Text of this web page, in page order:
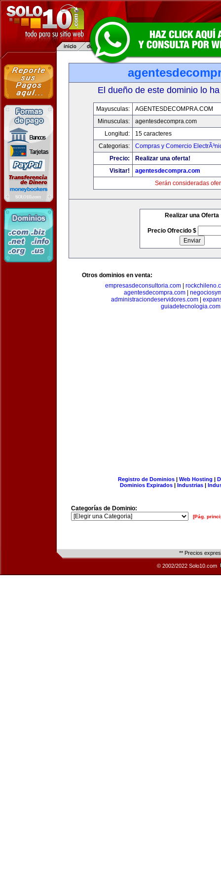
El dueño de este dominio lo
Mayusculas:
AGENTESDECOMPRA.COM
Minusculas:
agentesdecompra.com
Longitud:
15 caracteres
Categorias:
Compras y Comercio
Precio:
Realizar una oferta!
Visitar!
agentesdecompra.com
Serán consideradas
Realizar una Oferta
Precio Ofrecido $
Otros dominios en venta:
empresasdeconsultoria.com
agentesdecompra.com|
administraciondeservidores.com
guiadetecnologia.com
Registro de Dominios| Web Hosting |
Dominios Expirados | Industrias |
Categorías de Dominio:
[Pág.
** Precios
© 2002/2022 Solo10.com